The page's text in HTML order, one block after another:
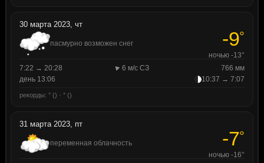
30 марта 2023, чт
пасмурно возможен снег -9°
ночью -13°
7:22 → 20:28
6 м/с СЗ
766 мм
день 13:06
10:37 → 7:07
рекорды: ° () · ° ()
31 марта 2023, пт
переменная облачность -7°
ночью -16°